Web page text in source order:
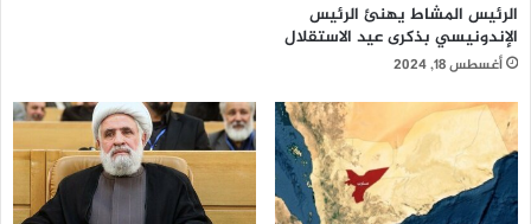
الرئيس المشاط يهنئ الرئيس
الإندونيسي بذكرى عيد الاستقلال
أغسطس 18, 2024